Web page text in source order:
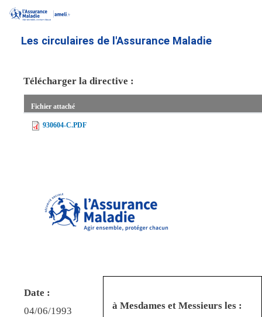
contenu
Les circulaires de l'Assurance Maladie
Télécharger la directive :
Fichier attaché
930604-C.PDF
Date :
04/06/1993
à Mesdames et Messieurs les :